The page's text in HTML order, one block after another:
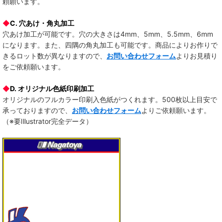
◆C. 穴あけ・角丸加工
穴あけ加工が可能です。穴の大きさは4mm、5mm、5.5mm、6mm
になります。また、四隅の角丸加工も可能です。商品によりお作りで
きるロット数が異なりますので、 お問い合わせフォームよりお見積り
をご依頼願います。
◆D. オリジナル色紙印刷加工
オリジナルのフルカラー印刷入色紙がつくれます。500枚以上目安で
承っておりますので、 お問い合わせフォームよりご依頼願います。
（※要Illustrator完全データ）